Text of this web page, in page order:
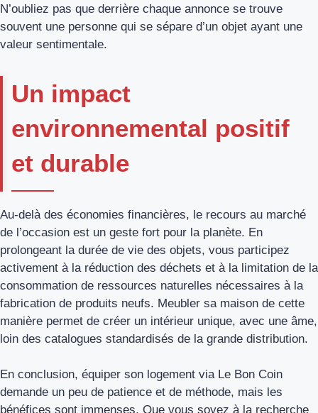
N’oubliez pas que derrière chaque annonce se trouve
souvent une personne qui se sépare d’un objet ayant une
valeur sentimentale.
Un impact
environnemental positif
et durable
Au-delà des économies financières, le recours au marché
de l’occasion est un geste fort pour la planète. En
prolongeant la durée de vie des objets, vous participez
activement à la réduction des déchets et à la limitation de la
consommation de ressources naturelles nécessaires à la
fabrication de produits neufs. Meubler sa maison de cette
manière permet de créer un intérieur unique, avec une âme,
loin des catalogues standardisés de la grande distribution.
En conclusion, équiper son logement via Le Bon Coin
demande un peu de patience et de méthode, mais les
bénéfices sont immenses. Que vous soyez à la recherche